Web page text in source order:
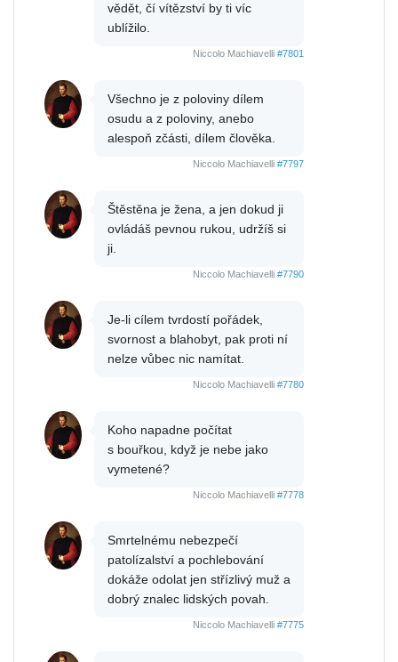
vědět, čí vítězství by ti víc
ublížilo.
Niccolo Machiavelli #7801
Všechno je z poloviny dílem
osudu a z poloviny, anebo
alespoň zčásti, dílem člověka.
Niccolo Machiavelli #7797
Štěstěna je žena, a jen dokud ji
ovládáš pevnou rukou, udržíš si
ji.
Niccolo Machiavelli #7790
Je-li cílem tvrdostí pořádek,
svornost a blahobyt, pak proti ní
nelze vůbec nic namítat.
Niccolo Machiavelli #7780
Koho napadne počítat
s bouřkou, když je nebe jako
vymetené?
Niccolo Machiavelli #7778
Smrtelnému nebezpečí
patolízalství a pochlebování
dokáže odolat jen střízlivý muž a
dobrý znalec lidských povah.
Niccolo Machiavelli #7775